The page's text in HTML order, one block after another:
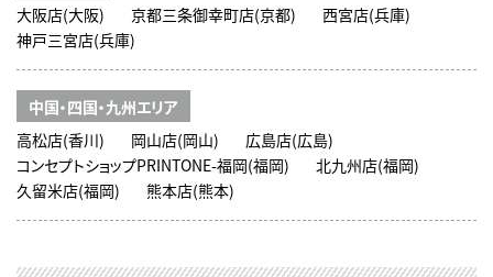
大阪店(大阪)
京都三条御幸町店(京都)
西宮店(兵庫)
神戸三宮店(兵庫)
中国・四国・九州エリア
高松店(香川)
岡山店(岡山)
広島店(広島)
コンセプトショップPRINTONE-福岡(福岡)
北九州店(福岡)
久留米店(福岡)
熊本店(熊本)